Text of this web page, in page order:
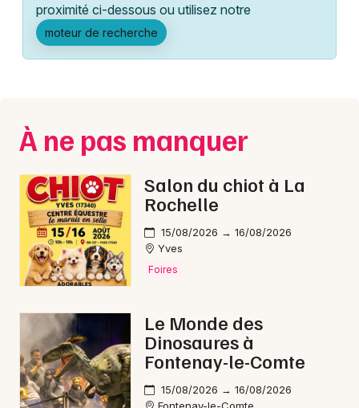
Activité & Expérience
Manifestations
Spectacles
Concerts
Sports
Soirées
Sorties famille
Expos
Sorties & loisirs
Bien-être en Poitou-Charente
Lyon
Marseille
Nantes
Nice
Paris
Strasbourg
Toulouse
proximité ci-dessous ou utilisez notre
moteur de recherche
À ne pas manquer
Salon du chiot à La
Rochelle
15/08/2026 → 16/08/2026
Yves
Foires
Le Monde des
Dinosaures à
Fontenay-le-Comte
15/08/2026 → 16/08/2026